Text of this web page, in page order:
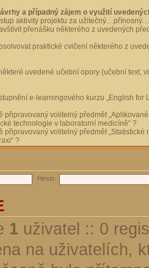
a případný zájem o využití
aktivity projektu za
přenášku některého z uvedených
praktické cvičení některého z
uvedené učební opory (učební text,
e-learningového kurzu „English for
připravovaný volitelný předmět „Aplikované
technologie v laboratorní medicíně“ ?
připravovaný volitelný předmět „Statistické
?
Heslo:
1 uživatel :: 0
na uživatelích,